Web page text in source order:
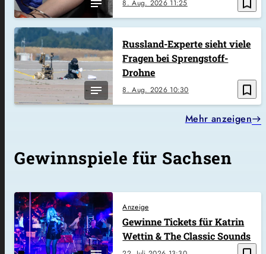
bookmark_border
8. Aug. 2026 11:25
bookmark_border
8. Aug. 2026 10:30
Russland-Experte sieht viele
Fragen bei Sprengstoff-
Drohne
Mehr anzeigen
Gewinnspiele für Sachsen
Anzeige
Gewinne Tickets für Katrin
Wettin & The Classic Sounds